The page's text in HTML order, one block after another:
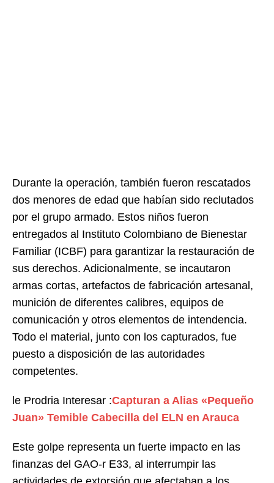
Durante la operación, también fueron rescatados
dos menores de edad que habían sido reclutados
por el grupo armado. Estos niños fueron
entregados al Instituto Colombiano de Bienestar
Familiar (ICBF) para garantizar la restauración de
sus derechos. Adicionalmente, se incautaron
armas cortas, artefactos de fabricación artesanal,
munición de diferentes calibres, equipos de
comunicación y otros elementos de intendencia.
Todo el material, junto con los capturados, fue
puesto a disposición de las autoridades
competentes.
le Prodria Interesar :Capturan a Alias «Pequeño
Juan» Temible Cabecilla del ELN en Arauca
Este golpe representa un fuerte impacto en las
finanzas del GAO-r E33, al interrumpir las